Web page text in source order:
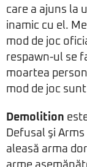
care a ajuns la
inamic cu el.
mod de joc
respawn-ul se
moartea
mod de joc
Demolition
Defusal şi
aleasă arma